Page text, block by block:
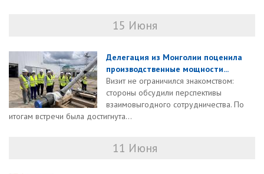
15 Июня
Делегация из Монголии поценила
производственные мощности...
Визит не ограничился знакомством:
стороны обсудили перспективы
взаимовыгодного сотрудничества. По
итогам встречи была достигнута...
11 Июня